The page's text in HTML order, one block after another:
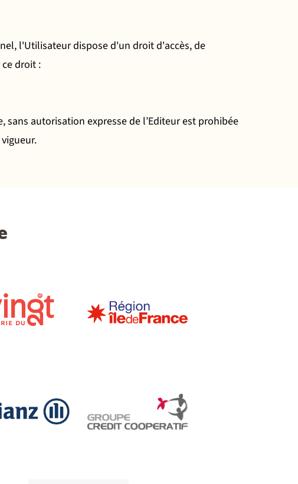
l'Utilisateur dispose d'un droit d'accès, de
droit :
autorisation expresse de l’Editeur est prohibée